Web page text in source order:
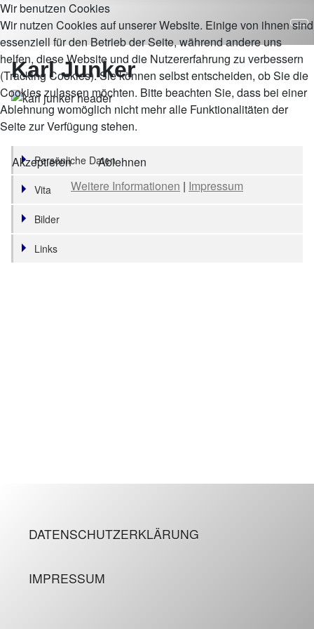
Karl Junker
Persönliche Daten
Vita
Bilder
Links
DATENSCHUTZERKLÄRUNG
IMPRESSUM
Wir benutzen Cookies
Wir nutzen Cookies auf unserer Website. Einige von ihnen sind
essenziell für den Betrieb der Seite, während andere uns
helfen, diese Website und die Nutzererfahrung zu verbessern
(Tracking Cookies). Sie können selbst entscheiden, ob Sie die
Cookies zulassen möchten. Bitte beachten Sie, dass bei einer
Ablehnung womöglich nicht mehr alle Funktionalitäten der
Seite zur Verfügung stehen.
Akzeptieren
Ablehnen
Weitere Informationen | Impressum